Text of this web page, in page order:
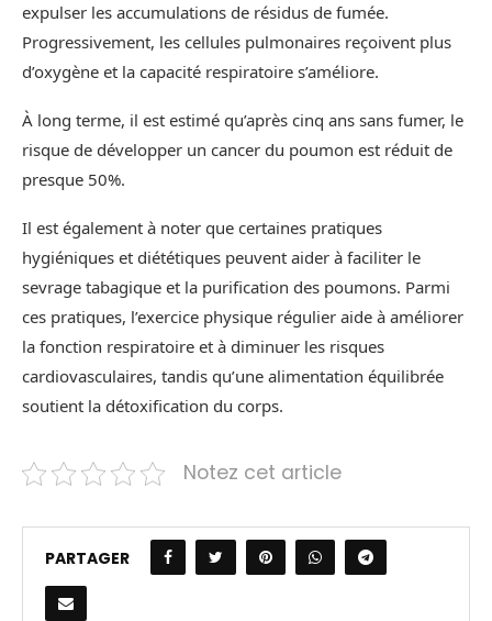
expulser les accumulations de résidus de fumée.
Progressivement, les cellules pulmonaires reçoivent plus
d’oxygène et la capacité respiratoire s’améliore.
À long terme, il est estimé qu’après cinq ans sans fumer, le
risque de développer un cancer du poumon est réduit de
presque 50%.
Il est également à noter que certaines pratiques
hygiéniques et diététiques peuvent aider à faciliter le
sevrage tabagique et la purification des poumons. Parmi
ces pratiques, l’exercice physique régulier aide à améliorer
la fonction respiratoire et à diminuer les risques
cardiovasculaires, tandis qu’une alimentation équilibrée
soutient la détoxification du corps.
Notez cet article
PARTAGER